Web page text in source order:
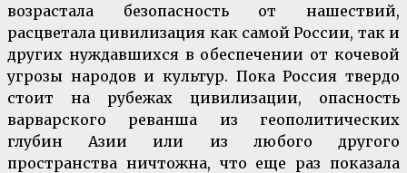
возрастала безопасность от нашествий,
расцветала цивилизация как самой России, так и
других нуждавшихся в обеспечении от кочевой
угрозы народов и культур. Пока Россия твердо
стоит на рубежах цивилизации, опасность
варварского реванша из геополитических
глубин Азии или из любого другого
пространства ничтожна, что еще раз показала